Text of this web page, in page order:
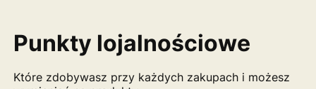
Punkty lojalnościowe
Które zdobywasz przy każdych zakupach i możesz